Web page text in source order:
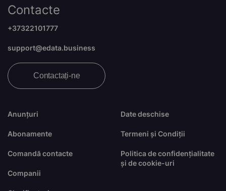
Anunțuri
Abonamente
Comandă contacte
Companii
Date deschise
Termeni și Condiții
Politica de confidențialitate
și de cookie-uri
Contacte
+37322101777
support@edata.business
Contactați-ne